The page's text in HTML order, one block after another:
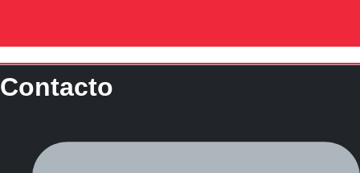
Contacto